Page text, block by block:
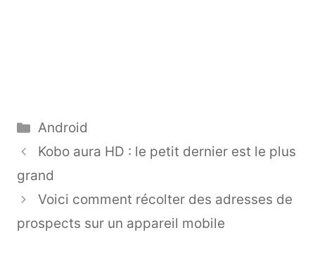
Catégories
Android
Kobo aura HD : le petit dernier est le plus
grand
Voici comment récolter des adresses de
prospects sur un appareil mobile